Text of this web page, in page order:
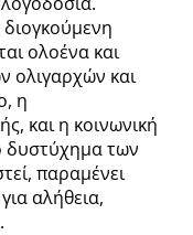
ολοένα και
ολιγαρχών και
η
και η κοινωνική
δυστύχημα των
παραμένει
αλήθεια,